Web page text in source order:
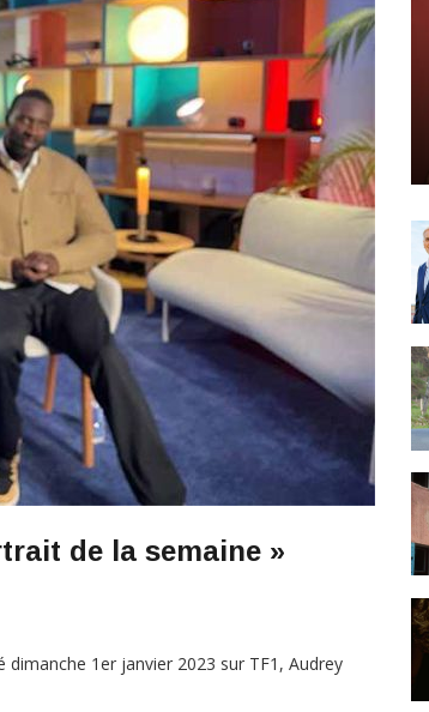
de la semaine »
dimanche 1er janvier 2023 sur TF1, Audrey